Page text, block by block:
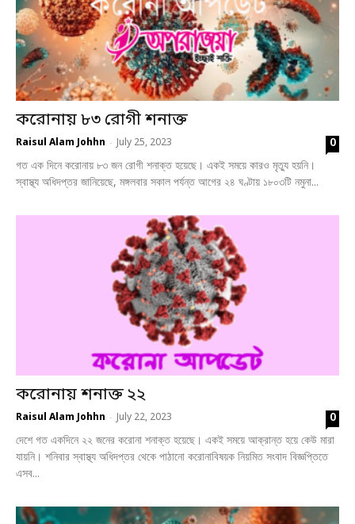
করোনায় ৮৩ রোগী শনাক্ত
Raisul Alam Johhn - July 25, 2023
0
গত এক দিনে করোনায় ৮৩ জন রোগী শনাক্ত হয়েছে। একই সময়ে কারও মৃত্যু হয়নি।
স্বাস্থ্য অধিদপ্তর জানিয়েছে, মঙ্গলবার সকাল পর্যন্ত আগের ২৪ ঘণ্টায় ১৮০৩টি নমুনা...
করোনায় শনাক্ত ২২
Raisul Alam Johhn - July 22, 2023
0
দেশে গত একদিনে ২২ জনের করোনা শনাক্ত হয়েছে। একই সময়ে আক্রান্ত হয়ে কেউ মারা
যায়নি। শনিবার স্বাস্থ্য অধিদপ্তর থেকে পাঠানো করোনাবিষয়ক নিয়মিত সংবাদ বিজ্ঞপ্তিতে
এসব...